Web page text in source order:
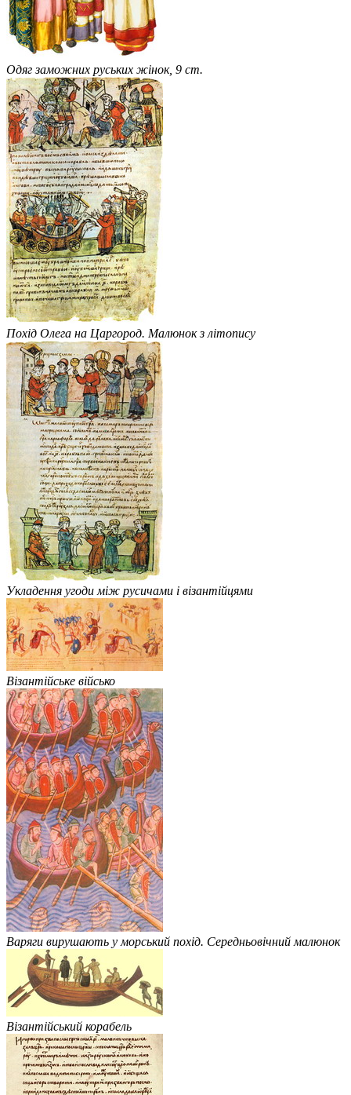
Одяг заможних руських жінок, 9 ст.
Похід Олега на Царгород. Малюнок з літопису
Укладення угоди між русичами і візантійцями
Візантійське військо
Варяги вирушають у морський похід. Середньовічний малюнок
Візантійський корабель